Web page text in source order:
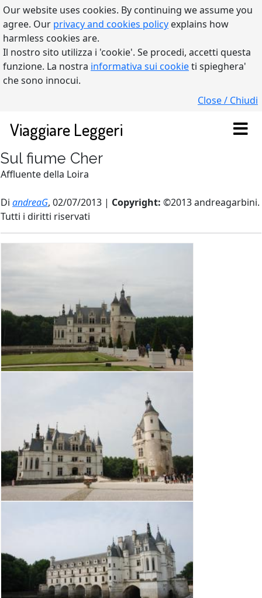
Our website uses cookies. By continuing we assume you
agree. Our privacy and cookies policy explains how
harmless cookies are.
Il nostro sito utilizza i 'cookie'. Se procedi, accetti questa
funzione. La nostra informativa sui cookieti spieghera'
che sono innocui.
Close / Chiudi
Viaggiare Leggeri
Sul fiume Cher
Affluente della Loira
Di andreaG, 02/07/2013 | Copyright: ©2013 andreagarbini.
Tutti i diritti riservati